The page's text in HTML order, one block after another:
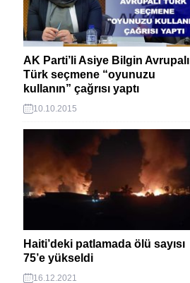
AK Parti’li Asiye Bilgin Avrupalı
Türk seçmene “oyunuzu
kullanın” çağrısı yaptı
10.10.2015
Haiti’deki patlamada ölü sayısı
75’e yükseldi
16.12.2021